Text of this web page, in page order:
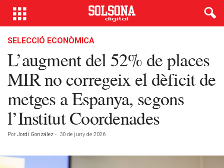
SELECCIÓ ECONÒMICA
L’augment del 52% de places
MIR no corregeix el dèficit de
metges a Espanya, segons
l’Institut Coordenades
Por Jordi González - 30 de juny de 2026